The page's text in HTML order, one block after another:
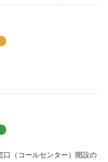
口（コールセンター）開設の